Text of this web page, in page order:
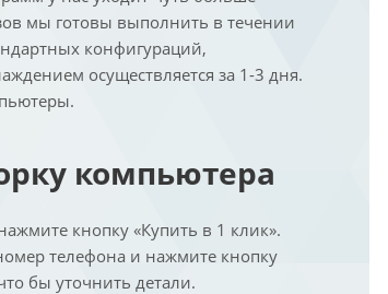
мы готовы выполнить в течении
конфигураций,
осуществляется за 1-3 дня.
компьютера
кнопку «Купить в 1 клик».
телефона и нажмите кнопку
бы уточнить детали.